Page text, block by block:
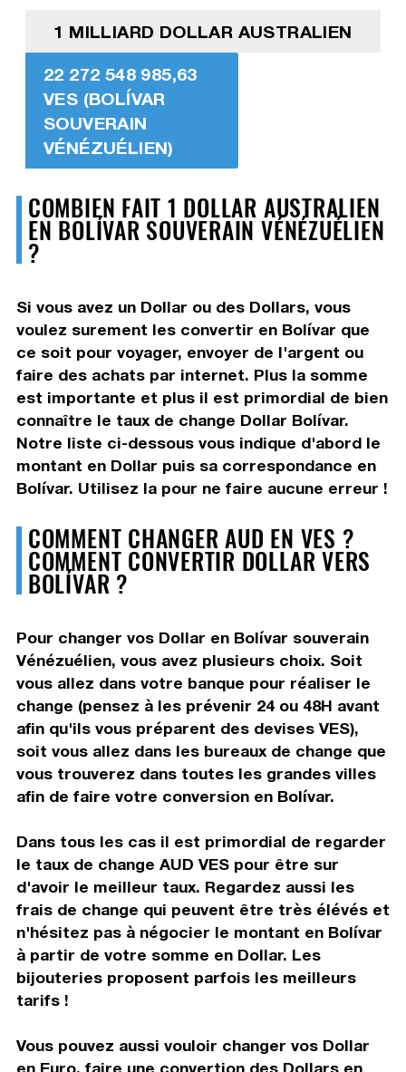
1 MILLIARD DOLLAR AUSTRALIEN
22 272 548 985,63
VES (BOLÍVAR
SOUVERAIN
VÉNÉZUÉLIEN)
COMBIEN FAIT 1 DOLLAR AUSTRALIEN
EN BOLÍVAR SOUVERAIN VÉNÉZUÉLIEN
?
Si vous avez un Dollar ou des Dollars, vous
voulez surement les convertir en Bolívar que
ce soit pour voyager, envoyer de l'argent ou
faire des achats par internet. Plus la somme
est importante et plus il est primordial de bien
connaître le taux de change Dollar Bolívar.
Notre liste ci-dessous vous indique d'abord le
montant en Dollar puis sa correspondance en
Bolívar. Utilisez la pour ne faire aucune erreur !
COMMENT CHANGER AUD EN VES ?
COMMENT CONVERTIR DOLLAR VERS
BOLÍVAR ?
Pour changer vos Dollar en Bolívar souverain
Vénézuélien, vous avez plusieurs choix. Soit
vous allez dans votre banque pour réaliser le
change (pensez à les prévenir 24 ou 48H avant
afin qu'ils vous préparent des devises VES),
soit vous allez dans les bureaux de change que
vous trouverez dans toutes les grandes villes
afin de faire votre conversion en Bolívar.
Dans tous les cas il est primordial de regarder
le taux de change AUD VES pour être sur
d'avoir le meilleur taux. Regardez aussi les
frais de change qui peuvent être très élévés et
n'hésitez pas à négocier le montant en Bolívar
à partir de votre somme en Dollar. Les
bijouteries proposent parfois les meilleurs
tarifs !
Vous pouvez aussi vouloir changer vos Dollar
en Euro, faire une convertion des Dollars en